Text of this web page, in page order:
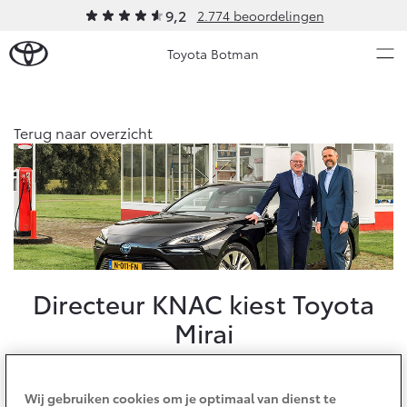
9,2 2.774 beoordelingen
Toyota Botman
Ons bedrijf
Ons bedrijf
Onze medewerkers
Contact en Route
Vacatures
Klantbeoordelingen
Sponsorbeleid
Modellen
Aygo X
HYBRIDE
Yaris
HYBRIDE
Occasions
Diensten
Terug naar overzicht
Directeur KNAC kiest Toyota
Mirai
Wij gebruiken cookies om je optimaal van dienst te